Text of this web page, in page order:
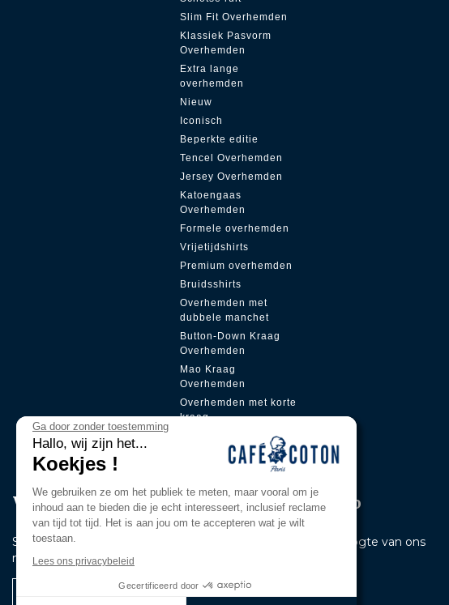
Slim Fit Overhemden
Klassiek Pasvorm
Overhemden
Extra lange
overhemden
Nieuw
Iconisch
Beperkte editie
Tencel Overhemden
Jersey Overhemden
Katoengaas
Overhemden
Formele overhemden
Vrijetijdshirts
Premium overhemden
Bruidsshirts
Overhemden met
dubbele manchet
Button-Down Kraag
Overhemden
Mao Kraag
Overhemden
Overhemden met korte
kraag
Verborgen sluiting
Word lid van onze Pri̇vi̇lege Club
Schrijf je in voor onze nieuwsbrief en blijf als eerste op de hoogte van ons
nieuws en onze exclusieve aanbiedingen.
Ik registreer me
Ga door zonder toestemming
Hallo, wij zijn het...
Koekjes !
We gebruiken ze om het publiek te meten, maar vooral om je
inhoud aan te bieden die je echt interesseert, inclusief reclame
van tijd tot tijd. Het is aan jou om te accepteren wat je wilt
toestaan.
Lees ons privacybeleid
Gecertificeerd door